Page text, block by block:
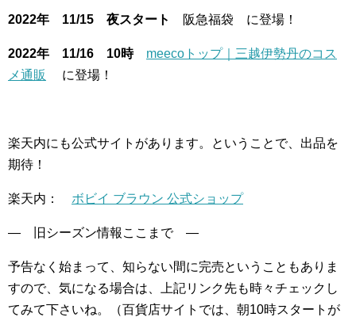
2022年 11/15 夜スタート 阪急福袋 に登場！
2022年 11/16 10時
meecoトップ｜三越伊勢丹のコス
メ通販
に登場！
楽天内にも公式サイトがあります。ということで、出品を
期待！
楽天内： ボビイ ブラウン 公式ショップ
— 旧シーズン情報ここまで —
予告なく始まって、知らない間に完売ということもありま
すので、気になる場合は、上記リンク先も時々チェックし
てみて下さいね。（百貨店サイトでは、朝10時スタートが